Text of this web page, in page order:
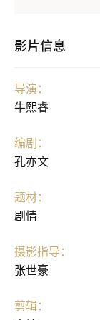
影片信息
导演：
牛熙睿
编剧：
孔亦文
题材：
剧情
摄影指导：
张世豪
剪辑：